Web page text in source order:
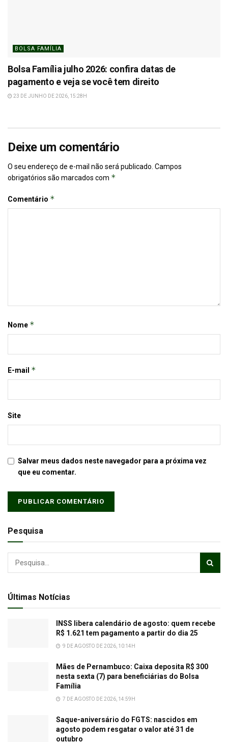
BOLSA FAMÍLIA
Bolsa Família julho 2026: confira datas de
pagamento e veja se você tem direito
23 DE JUNHO DE 2026, 15:28H
Deixe um comentário
O seu endereço de e-mail não será publicado. Campos
obrigatórios são marcados com *
Comentário *
Nome *
E-mail *
Site
Salvar meus dados neste navegador para a próxima vez
que eu comentar.
Pesquisa
Últimas Notícias
INSS libera calendário de agosto: quem recebe
R$ 1.621 tem pagamento a partir do dia 25
9 DE AGOSTO DE 2026, 10:14H
Mães de Pernambuco: Caixa deposita R$ 300
nesta sexta (7) para beneficiárias do Bolsa
Família
7 DE AGOSTO DE 2026, 14:59H
Saque-aniversário do FGTS: nascidos em
agosto podem resgatar o valor até 31 de
outubro